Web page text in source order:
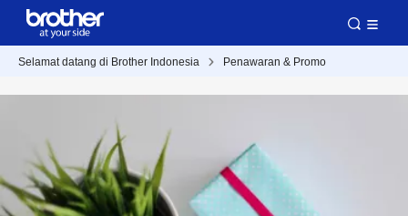
Selamat datang di Brother Indonesia Penawaran & Promo